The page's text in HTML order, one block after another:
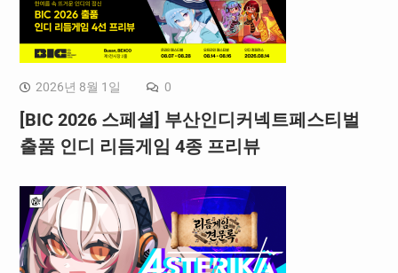
2026년 8월 1일 0
[BIC 2026 스페셜] 부산인디커넥트페스티벌
출품 인디 리듬게임 4종 프리뷰